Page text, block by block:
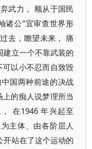
武力， 顺从于国民
诸公“宜审查世界形
去，瞻望未来， 痛
立一个不靠武装的
可以小不忍而自致毁
国两种前途的决战
的痴人说梦理所当
在1946 年兴起至
主体、由各阶层人
开站在了这个运动的